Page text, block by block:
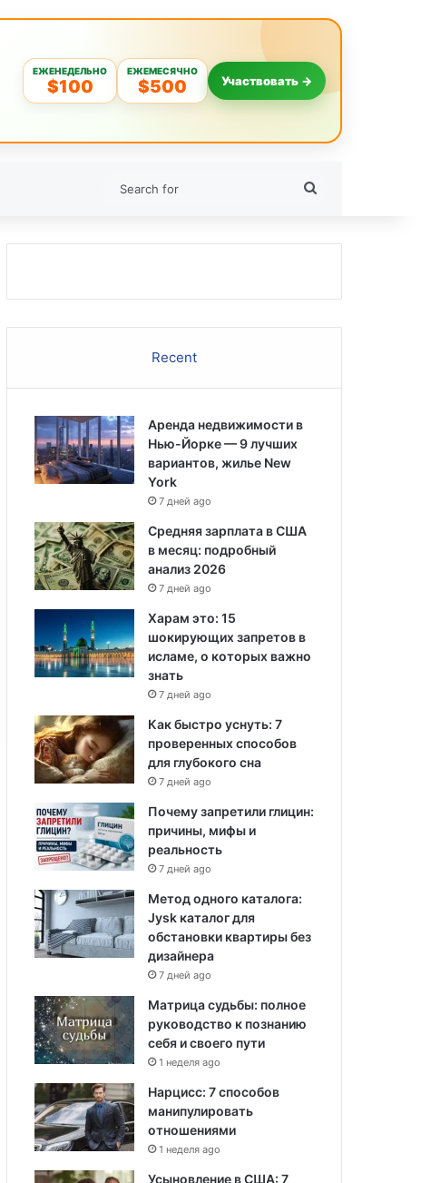
ЕЖЕНЕДЕЛЬНО
$100
ЕЖЕМЕСЯЧНО
$500 Участвовать →
Recent
Аренда недвижимости в
Нью-Йорке — 9 лучших
вариантов, жилье New
York
7 дней ago
Средняя зарплата в США
в месяц: подробный
анализ 2026
7 дней ago
Харам это: 15
шокирующих запретов в
исламе, о которых важно
знать
7 дней ago
Как быстро уснуть: 7
проверенных способов
для глубокого сна
7 дней ago
Почему запретили глицин:
причины, мифы и
реальность
7 дней ago
Метод одного каталога:
Jysk каталог для
обстановки квартиры без
дизайнера
7 дней ago
Матрица судьбы: полное
руководство к познанию
себя и своего пути
1 неделя ago
Нарцисс: 7 способов
манипулировать
отношениями
1 неделя ago
Усыновление в США: 7